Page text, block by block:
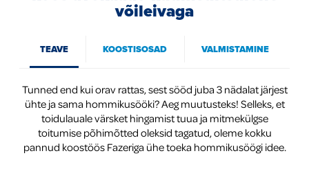
võileivaga
TEAVE KOOSTISOSAD VALMISTAMINE
Tunned end kui orav rattas, sest sööd juba 3 nädalat järjest
ühte ja sama hommikusööki? Aeg muutusteks! Selleks, et
toidulauale värsket hingamist tuua ja mitmekülgse
toitumise põhimõtted oleksid tagatud, oleme kokku
pannud koostöös Fazeriga ühe toeka hommikusöögi idee.